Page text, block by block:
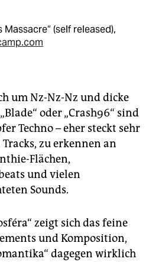
Massacre“ (self released),
um Nz-Nz-Nz und dicke
oder „Crash96“ sind
Techno – eher steckt sehr
zu erkennen an
Flächen,
und vielen
Sounds.
zeigt sich das feine
und Komposition,
dagegen wirklich